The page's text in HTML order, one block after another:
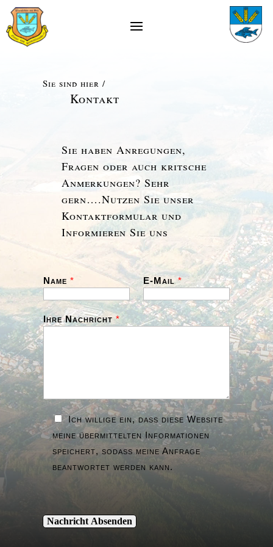
Sie sind hier /
Kontakt
Sie haben Anregungen,
Fragen oder auch kritsche
Anmerkungen? Sehr
gern….Nutzen Sie unser
Kontaktformular und
Informieren Sie uns
Name * E-Mail*
Ihre Nachricht*
Ich willige ein, dass diese Website
meine übermittelten Informationen
speichert, sodass meine Anfrage
beantwortet werden kann.
Nachricht Absenden